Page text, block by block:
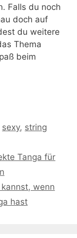
Falls du noch
doch auf
du weitere
Thema
beim
sexy, string
Tanga für
wenn
hast